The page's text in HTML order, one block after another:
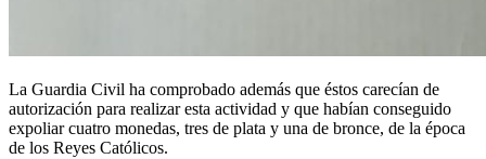
La Guardia Civil ha comprobado además que éstos carecían de
autorización para realizar esta actividad y que habían conseguido
expoliar cuatro monedas, tres de plata y una de bronce, de la época
de los Reyes Católicos.